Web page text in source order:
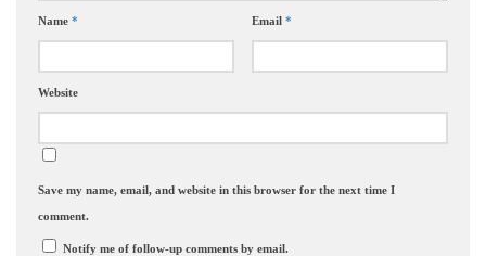
Name * Email *
Website
Save my name, email, and website in this browser for the next time I
comment.
Notify me of follow-up comments by email.